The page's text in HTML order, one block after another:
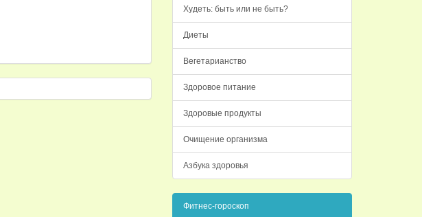
Худеть: быть или не быть?
Диеты
Вегетарианство
Здоровое питание
Здоровые продукты
Очищение организма
Азбука здоровья
Фитнес-гороскоп